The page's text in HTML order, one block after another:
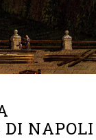
NAPOLI